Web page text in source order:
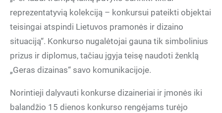
reprezentatyvią kolekciją – konkursui pateikti objektai
teisingai atspindi Lietuvos pramonės ir dizaino
situaciją“. Konkurso nugalėtojai gauna tik simbolinius
prizus ir diplomus, tačiau įgyja teisę naudoti ženklą
„Geras dizainas“ savo komunikacijoje.
Norintieji dalyvauti konkurse dizaineriai ir įmonės iki
balandžio 15 dienos konkurso rengėjams turėjo